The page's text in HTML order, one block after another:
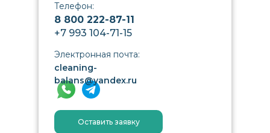
Оставить заявку
8 800 222-87-11
+7 993 104-71-15
Телефон:
cleaning-
balans@yandex.ru
Электронная почта: